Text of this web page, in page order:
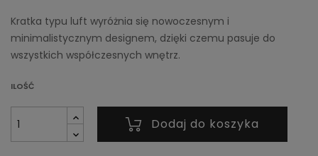
Kratka typu luft wyróżnia się nowoczesnym i
minimalistycznym designem, dzięki czemu pasuje do
wszystkich współczesnych wnętrz.
ILOŚĆ
Dodaj do koszyka